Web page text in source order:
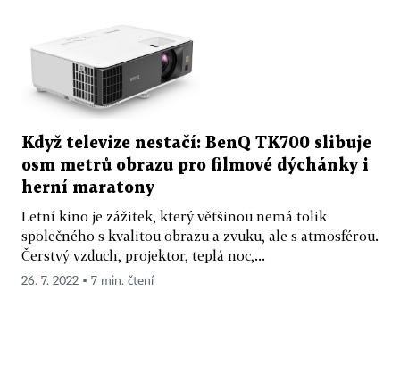
Když televize nestačí: BenQ TK700 slibuje
osm metrů obrazu pro filmové dýchánky i
herní maratony
Letní kino je zážitek, který většinou nemá tolik
společného s kvalitou obrazu a zvuku, ale s atmosférou.
Čerstvý vzduch, projektor, teplá noc,...
26. 7. 2022 ▪ 7 min. čtení